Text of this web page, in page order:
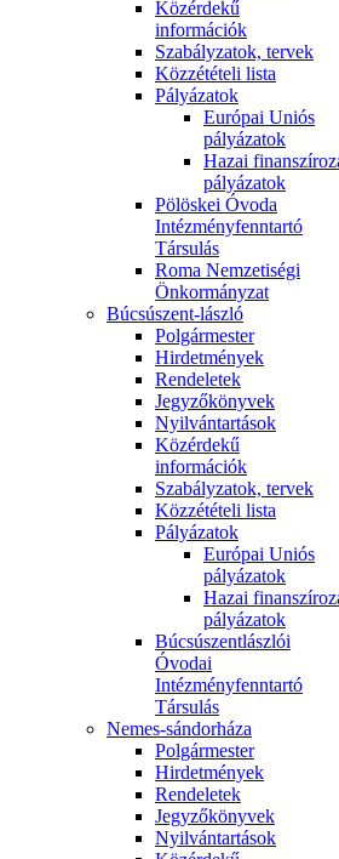
Közérdekű
információk
Szabályzatok, tervek
Közzétételi lista
Pályázatok
Európai Uniós
pályázatok
Hazai
pályázatok
Pölöskei Óvoda
Intézményfenntartó
Társulás
Roma Nemzetiségi
Önkormányzat
Búcsúszent-lászló
Polgármester
Hirdetmények
Rendeletek
Jegyzőkönyvek
Nyilvántartások
Közérdekű
információk
Szabályzatok, tervek
Közzétételi lista
Pályázatok
Európai Uniós
pályázatok
Hazai
pályázatok
Búcsúszentlászlói
Óvodai
Intézményfenntartó
Társulás
Nemes-sándorháza
Polgármester
Hirdetmények
Rendeletek
Jegyzőkönyvek
Nyilvántartások